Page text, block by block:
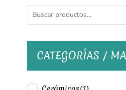
CATEGORÍAS /